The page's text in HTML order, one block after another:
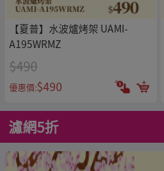
【夏普】水波爐烤架 UAMI-
A195WRMZ
$490
優惠價:$490
濾網5折